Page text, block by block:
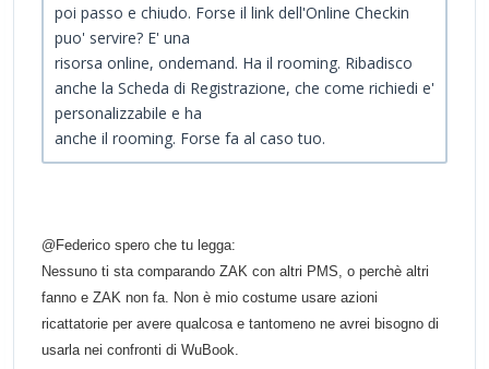
poi passo e chiudo. Forse il link dell'Online Checkin
puo' servire? E' una
risorsa online, ondemand. Ha il rooming. Ribadisco
anche la Scheda di Registrazione, che come richiedi e'
personalizzabile e ha
anche il rooming. Forse fa al caso tuo.
@Federico spero che tu legga:
Nessuno ti sta comparando ZAK con altri PMS, o perchè altri
fanno e ZAK non fa. Non è mio costume usare azioni
ricattatorie per avere qualcosa e tantomeno ne avrei bisogno di
usarla nei confronti di WuBook.